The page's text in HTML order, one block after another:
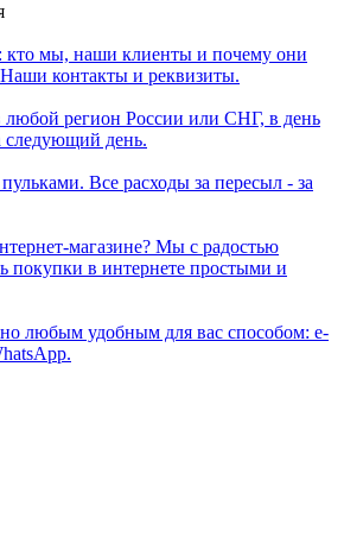
кто мы, наши клиенты и почему они
контакты и реквизиты.
любой регион России или СНГ, в день
день.
Все расходы за пересыл - за
магазине? Мы с радостью
покупки в интернете простыми и
любым удобным для вас способом: e-